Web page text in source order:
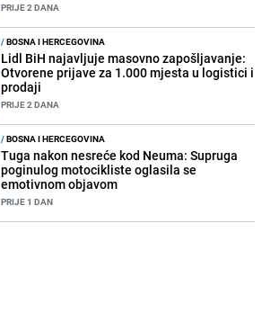
PRIJE 2 DANA
/BOSNA I HERCEGOVINA
Lidl BiH najavljuje masovno zapošljavanje:
Otvorene prijave za 1.000 mjesta u logistici i
prodaji
PRIJE 2 DANA
/BOSNA I HERCEGOVINA
Tuga nakon nesreće kod Neuma: Supruga
poginulog motocikliste oglasila se
emotivnom objavom
PRIJE 1 DAN